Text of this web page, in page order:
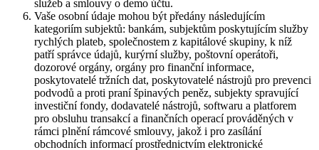
služeb a smlouvy o demo účtu.
Vaše osobní údaje mohou být předány následujícím
kategoriím subjektů: bankám, subjektům poskytujícím služby
rychlých plateb, společnostem z kapitálové skupiny, k níž
patří správce údajů, kurýrní služby, poštovní operátoři,
dozorové orgány, orgány pro finanční informace,
poskytovatelé tržních dat, poskytovatelé nástrojů pro prevenci
podvodů a proti praní špinavých peněz, subjekty spravující
investiční fondy, dodavatelé nástrojů, softwaru a platforem
pro obsluhu transakcí a finančních operací prováděných v
rámci plnění rámcové smlouvy, jakož i pro zasílání
obchodních informací prostřednictvím elektronické